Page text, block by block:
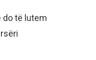
do të lutem